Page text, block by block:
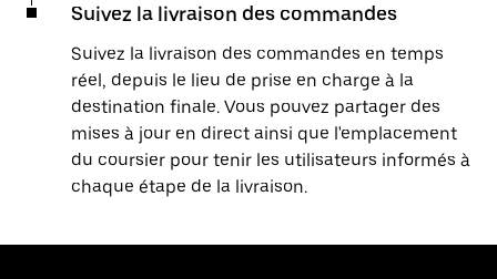
Suivez la livraison des commandes
Suivez la livraison des commandes en temps
réel, depuis le lieu de prise en charge à la
destination finale. Vous pouvez partager des
mises à jour en direct ainsi que l'emplacement
du coursier pour tenir les utilisateurs informés à
chaque étape de la livraison.